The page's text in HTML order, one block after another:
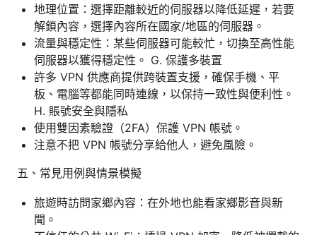
地理位置：選擇距離較近的伺服器以降低延遲，若要
解鎖內容，選擇內容所在國家/地區的伺服器。
流量與穩定性：某些伺服器可能較忙，切換至高性能
伺服器以獲得穩定性。 G. 保護多裝置
許多 VPN 供應商提供跨裝置支援，確保手機、平
板、電腦等都能同時連線，以保持一致性與便利性。
H. 賬號安全與隱私
使用雙因素驗證（2FA）保護 VPN 帳號。
注意不把 VPN 帳號分享給他人，避免風險。
五、常見用例與情景模擬
旅遊時訪問家鄉內容：在外地也能看家鄉影音與新
聞。